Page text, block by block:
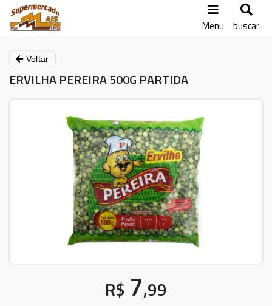
Menu buscar
Voltar
ERVILHA PEREIRA 500G PARTIDA
R$ 7,99